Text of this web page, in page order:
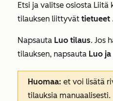
Etsi ja valitse osiosta Liitä
tilauksen liittyvät tietueet
Napsauta Luo tilaus. Jos
tilauksen, napsauta Luo
Huomaa: et voi lisätä
tilauksia manuaalisesti.